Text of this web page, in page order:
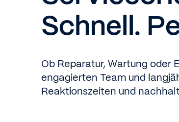
Schnell.
Ob Reparatur, Wartung oder
engagierten Team und
Reaktionszeiten und